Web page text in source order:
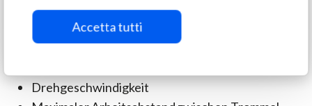
Accetta tutti
Durchmesser von Magneten und
Seitenflanschen
Magnetgewicht
Drehgeschwindigkeit